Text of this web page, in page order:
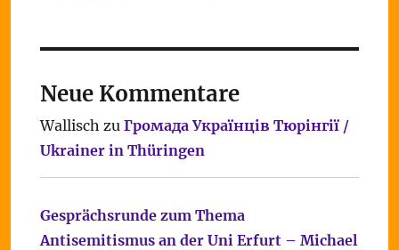
Neue Kommentare
Wallisch zu Громада Українців Тюрінгії /
Ukrainer in Thüringen
Gesprächsrunde zum Thema
Antisemitismus an der Uni Erfurt – Michael